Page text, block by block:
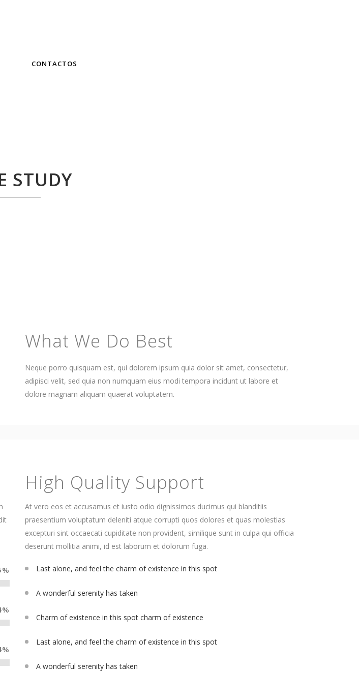
CONTACTOS
STUDY
What We Do Best
Neque porro quisquam est, qui dolorem ipsum quia dolor sit amet, consectetur,
adipisci velit, sed quia non numquam eius modi tempora incidunt ut labore et
dolore magnam aliquam quaerat voluptatem.
%
%
%
High Quality Support
At vero eos et accusamus et iusto odio dignissimos ducimus qui blanditiis
praesentium voluptatum deleniti atque corrupti quos dolores et quas molestias
excepturi sint occaecati cupiditate non provident, similique sunt in culpa qui officia
deserunt mollitia animi, id est laborum et dolorum fuga.
Last alone, and feel the charm of existence in this spot
A wonderful serenity has taken
Charm of existence in this spot charm of existence
Last alone, and feel the charm of existence in this spot
A wonderful serenity has taken